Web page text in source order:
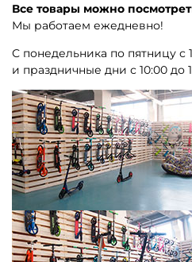
Все товары можно
Мы работаем ежедневно!
С понедельника по пятницу с
и праздничные дни с 10:00 до